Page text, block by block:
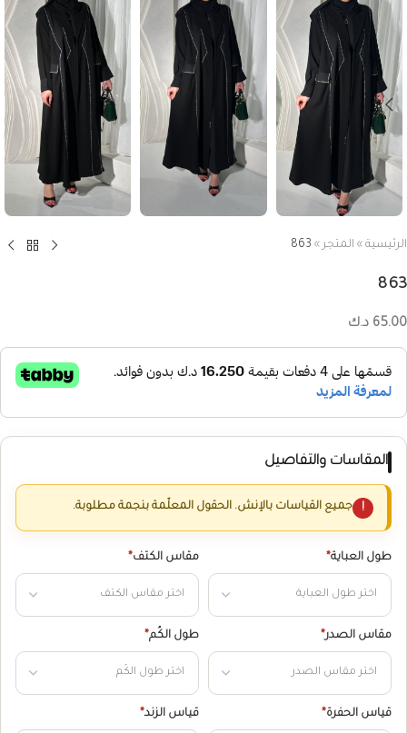
الرئيسية » المتجر »
863
863
65.00 د.ك
المقاسات والتفاصيل
جميع القياسات بالإنش. الحقول المعلّمة بنجمة مطلوبة.
طول العباية* مقاس الكتف*
مقاس الصدر* طول الكُم*
قياس الحفرة* قياس الزند*